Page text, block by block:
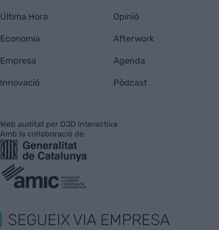
Última Hora
Economia
Empresa
Innovació
Opinió
Afterwork
Agenda
Pòdcast
Web auditat per OJD interactiva
Amb la col·laboració de:
SEGUEIX VIA EMPRESA